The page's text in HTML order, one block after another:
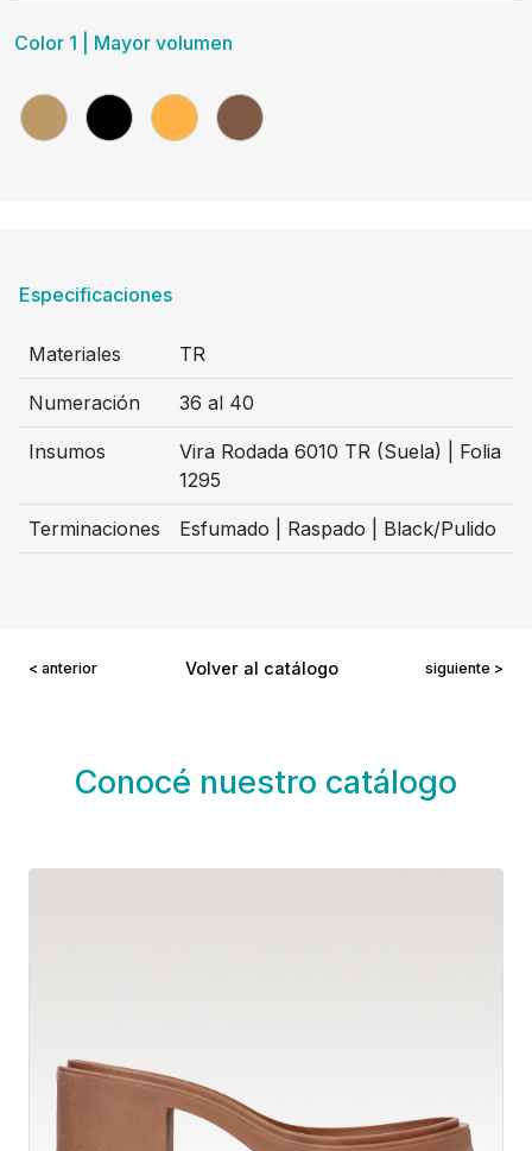
Color 1 | Mayor volumen
Especificaciones
Materiales TR
Numeración 36 al 40
Insumos
Vira Rodada 6010 TR (Suela) | Folia
1295
Terminaciones Esfumado | Raspado | Black/Pulido
< anterior Volver al catálogo siguiente >
Conocé nuestro catálogo